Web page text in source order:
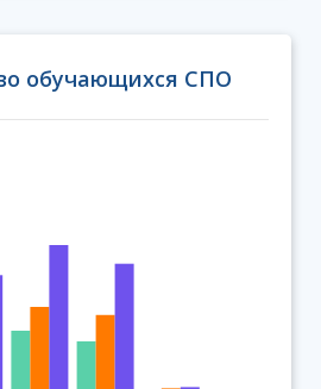
обучающихся СПО